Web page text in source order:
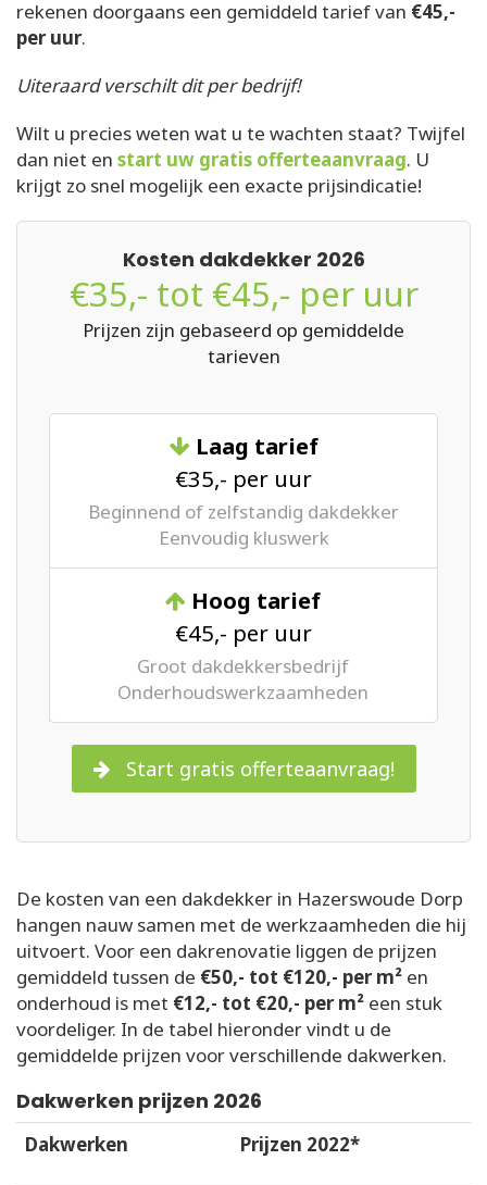
rekenen doorgaans een gemiddeld tarief van €45,-
per uur.
Uiteraard verschilt dit per bedrijf!
Wilt u precies weten wat u te wachten staat? Twijfel
dan niet en start uw gratis offerteaanvraag. U
krijgt zo snel mogelijk een exacte prijsindicatie!
Kosten dakdekker 2026
€35,- tot €45,- per uur
Prijzen zijn gebaseerd op gemiddelde
tarieven
Laag tarief
€35,- per uur
Beginnend of zelfstandig dakdekker
Eenvoudig kluswerk
Hoog tarief
€45,- per uur
Groot dakdekkersbedrijf
Onderhoudswerkzaamheden
Start gratis offerteaanvraag!
De kosten van een dakdekker in Hazerswoude Dorp
hangen nauw samen met de werkzaamheden die hij
uitvoert. Voor een dakrenovatie liggen de prijzen
gemiddeld tussen de €50,- tot €120,- per m² en
onderhoud is met €12,- tot €20,- per m² een stuk
voordeliger. In de tabel hieronder vindt u de
gemiddelde prijzen voor verschillende dakwerken.
Dakwerken prijzen 2026
Dakwerken Prijzen 2022*